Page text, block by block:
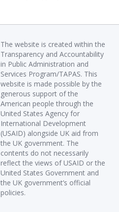
The website is created within the
Transparency and Accountability
in Public Administration and
Services Program/TAPAS. This
website is made possible by the
generous support of the
American people through the
United States Agency for
International Development
(USAID) alongside UK aid from
the UK government. The
contents do not necessarily
reflect the views of USAID or the
United States Government and
the UK government’s official
policies.